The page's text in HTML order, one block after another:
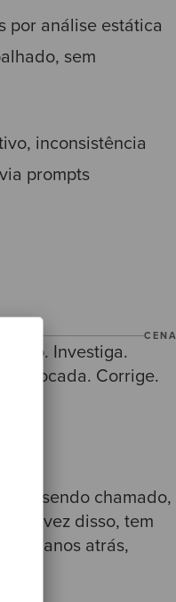
por análise estática
sem
inconsistência
prompts
CENA
Investiga.
trocada. Corrige.
sendo chamado,
. Em vez disso, tem
três anos atrás,